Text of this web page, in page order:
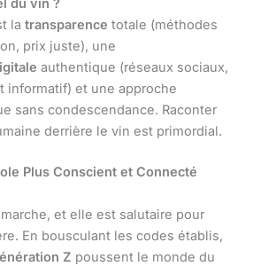
du vin ?
la transparence totale (méthodes
prix juste), une
authentique (réseaux sociaux,
informatif) et une approche
sans condescendance. Raconter
derrière le vin est primordial.
Plus Conscient et Connecté
et elle est salutaire pour
En bousculant les codes établis,
Z poussent le monde du